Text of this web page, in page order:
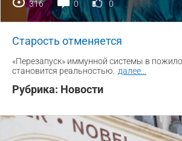
316 0 0
Старость отменяется
«Перезапуск» иммунной системы в
становится реальностью.
далее
Рубрика: Новости